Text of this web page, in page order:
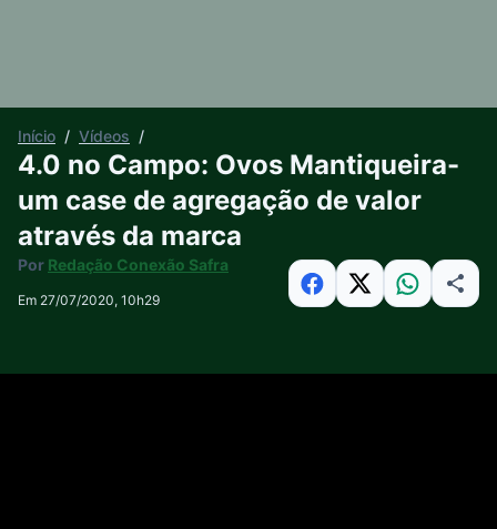
Início / Vídeos /
4.0 no Campo: Ovos Mantiqueira-
um case de agregação de valor
através da marca
Por Redação Conexão Safra
Em 27/07/2020, 10h29